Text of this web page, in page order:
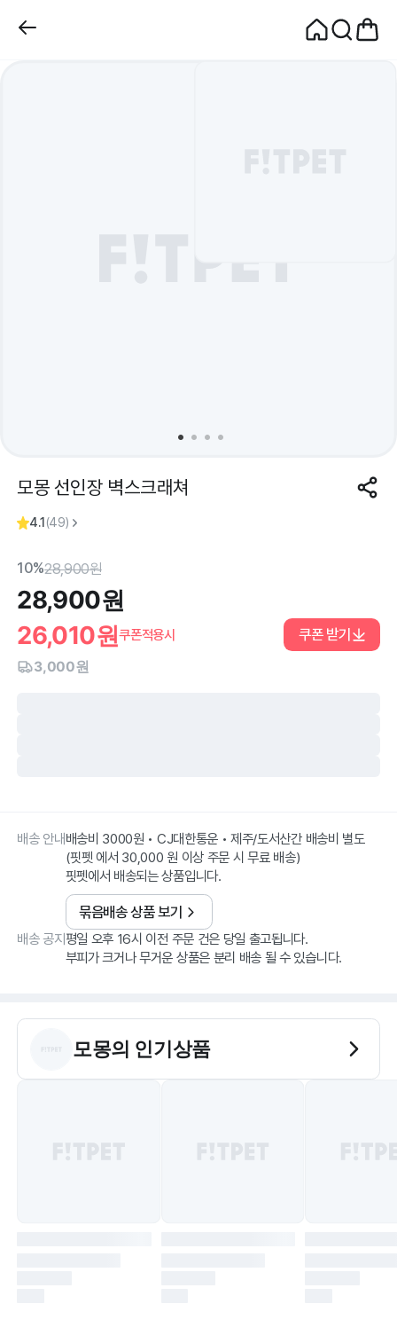
모몽 선인장 벽스크래쳐
4.1(49)
10%28,900원
28,900원
26,010원쿠폰적용시 쿠폰 받기
3,000원
배송 안내배송비 3000원 • CJ대한통운 • 제주/도서산간 배송비 별도
(핏펫 에서 30,000 원 이상 주문 시 무료 배송)
핏펫에서 배송되는 상품입니다.
묶음배송 상품 보기
배송 공지평일 오후 16시 이전 주문 건은 당일 출고됩니다.
부피가 크거나 무거운 상품은 분리 배송 될 수 있습니다.
모몽의 인기상품